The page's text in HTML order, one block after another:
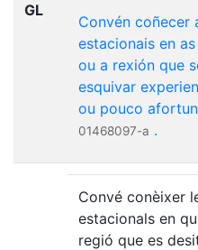
GL
Convén coñecer
estacionais en as
ou a rexión que
esquivar
ou pouco
01468097-a .
Convé conèixer
estacionals en
regió que es